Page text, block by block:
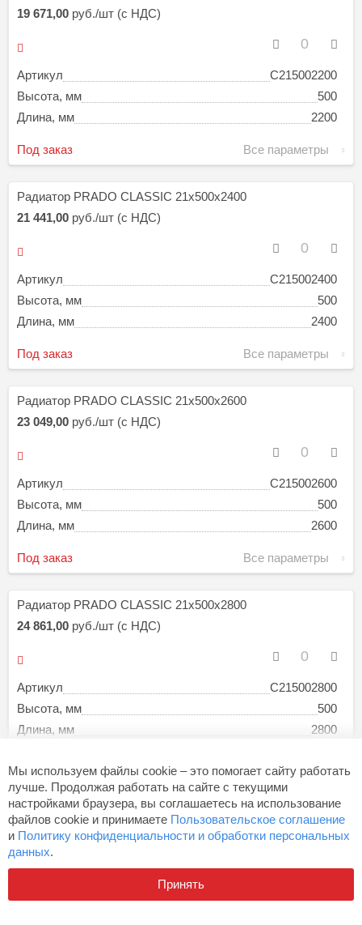
Артикул
C215002200
Высота, мм
500
Длина, мм
2200
19 671,00 руб./шт (с НДС)
Под заказ Все параметры
Радиатор PRADO CLASSIC 21х500х2400
Артикул
C215002400
Высота, мм
500
Длина, мм
2400
21 441,00 руб./шт (с НДС)
Под заказ Все параметры
Радиатор PRADO CLASSIC 21х500х2600
Артикул
C215002600
Высота, мм
500
Длина, мм
2600
23 049,00 руб./шт (с НДС)
Под заказ Все параметры
Радиатор PRADO CLASSIC 21х500х2800
Артикул
C215002800
Высота, мм
500
Длина, мм
2800
24 861,00 руб./шт (с НДС)
Радиатор PRADO CLASSIC 21х500х3000
26 480,00 руб./шт (с НДС)
Мы используем файлы cookie – это помогает сайту работать
лучше. Продолжая работать на сайте с текущими
настройками браузера, вы соглашаетесь на использование
файлов cookie и принимаете Пользовательское соглашение
и Политику конфиденциальности и обработки персональных
данных.
Принять